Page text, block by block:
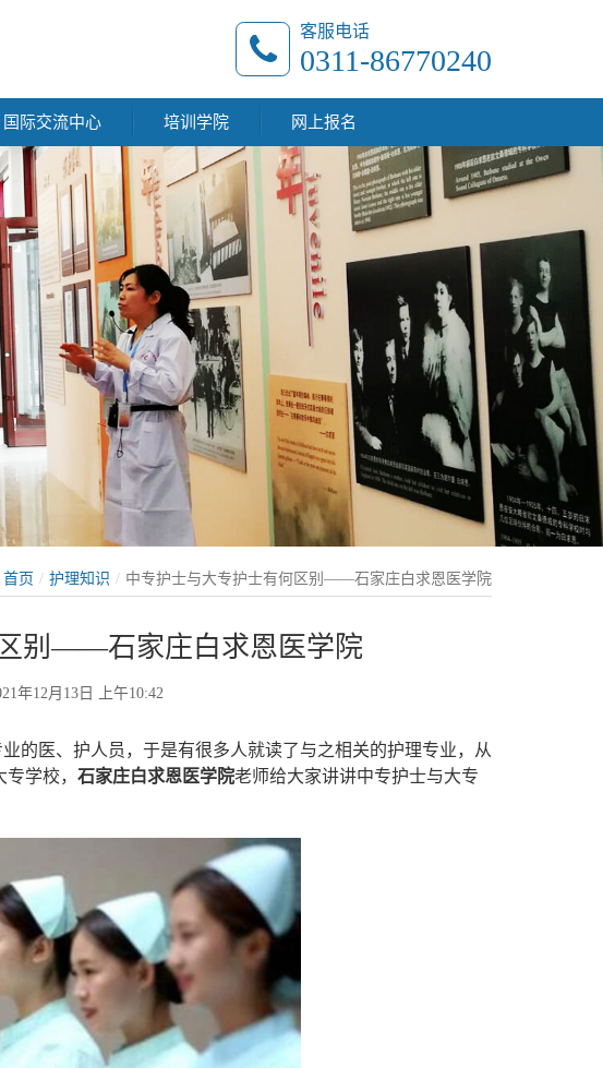
客服电话
0311-86770240
国际交流中心 培训学院 网上报名
首页 护理知识 中专护士与大专护士有何区别——石家庄白求恩医学院
别——石家庄白求恩医学院
年12月13日 上午10:42
医、护人员，于是有很多人就读了与之相关的护理专业，从
学校， 石家庄白求恩医学院老师给大家讲讲中专护士与大专